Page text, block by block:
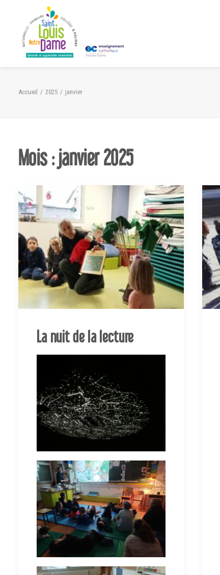
Accueil 2025 janvier
Mois : janvier 2025
La nuit de la lecture
Panneau de gestion des cookies